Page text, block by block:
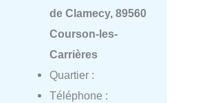
de Clamecy, 89560
Courson-les-
Carrières
Quartier :
Téléphone :